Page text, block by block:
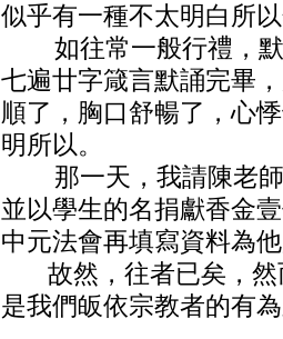
似乎有一種不太明白所
如往常一般行禮，默
七遍廿字箴言默誦完畢
順了，胸口舒暢了，心
明所以。
那一天，我請陳老師
並以學生的名捐獻香金
中元法會再填寫資料為
故然，往者已矣，然
是我們皈依宗教者的有